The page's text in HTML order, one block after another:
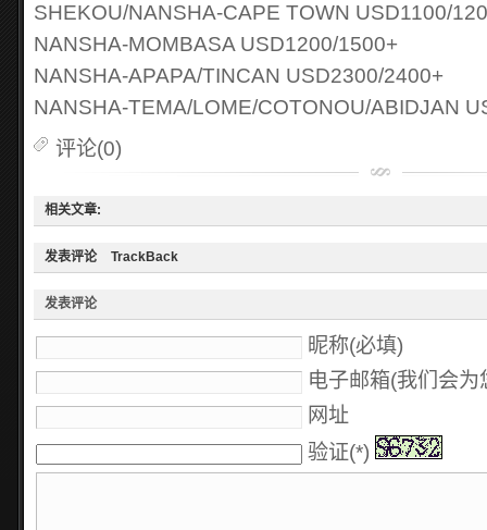
SHEKOU/NANSHA-CAPE TOWN USD1100/
NANSHA-MOMBASA USD1200/1500+
NANSHA-APAPA/TINCAN USD2300/2400+
NANSHA-TEMA/LOME/COTONOU/ABIDJAN
评论(0)
相关文章:
发表评论 TrackBack
发表评论
昵称(必填)
电子邮箱(我们会为
网址
验证(*)